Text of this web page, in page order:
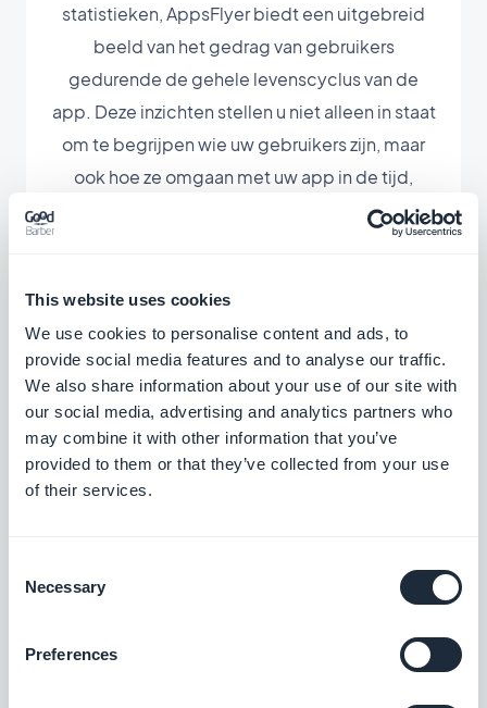
This website uses cookies
We use cookies to personalise content and ads, to
provide social media features and to analyse our traffic.
We also share information about your use of our site with
our social media, advertising and analytics partners who
may combine it with other information that you’ve
provided to them or that they’ve collected from your use
of their services.
Selection
Necessary
Preferences
statistieken, AppsFlyer biedt een uitgebreid
beeld van het gedrag van gebruikers
gedurende de gehele levenscyclus van de
app. Deze inzichten stellen u niet alleen in staat
om te begrijpen wie uw gebruikers zijn, maar
ook hoe ze omgaan met uw app in de tijd,
waardoor u uw strategieën voor het werven en
behouden van gebruikers kunt verfijnen. Door
onafhankelijke analyses naast uw GoodBarber
gegevens, krijgt u een completer beeld van de
gebruikerswerving en engagement metriek van
uw app, zodat u weloverwogen beslissingen
kunt nemen die groei op lange termijn
stimuleren.
Bijbehorende